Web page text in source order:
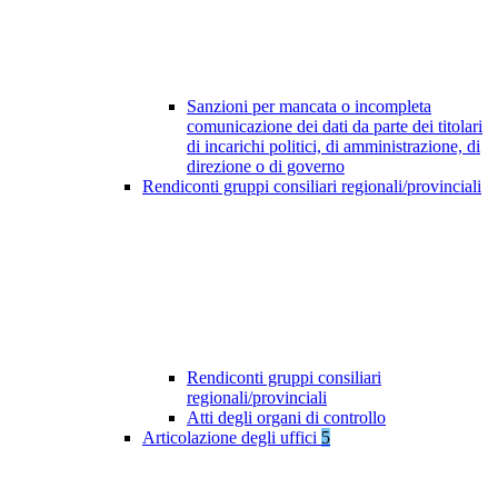
Sanzioni per mancata o incompleta
comunicazione dei dati da parte dei titolari
di incarichi politici, di amministrazione, di
direzione o di governo
Rendiconti gruppi consiliari regionali/provinciali
Rendiconti gruppi consiliari
regionali/provinciali
Atti degli organi di controllo
Articolazione degli uffici 5